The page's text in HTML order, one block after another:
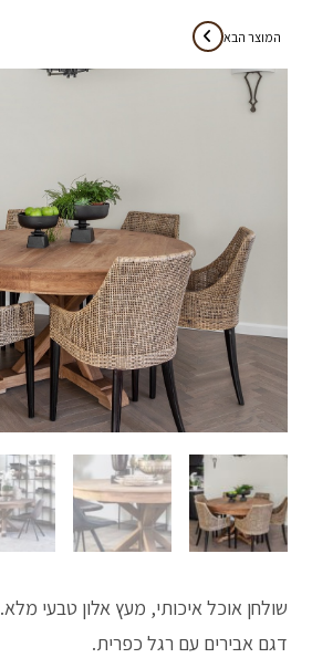
המוצר הבא
שולחן אוכל איכותי, מעץ אלון טבעי מלא.
דגם אבירים עם רגל כפרית.